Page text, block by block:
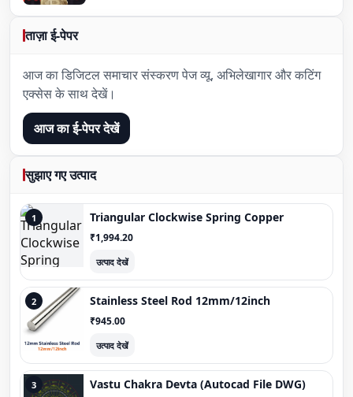
ताज़ा ई-पेपर
आज का डिजिटल समाचार संस्करण पेज व्यू, अभिलेखागार और कटिंग
एक्सेस के साथ देखें।
आज का ई-पेपर देखें
सुझाए गए उत्पाद
1 Triangular Clockwise Spring Copper
₹1,994.20
उत्पाद देखें
2 Stainless Steel Rod 12mm/12inch
₹945.00
उत्पाद देखें
3 Vastu Chakra Devta (Autocad File DWG)